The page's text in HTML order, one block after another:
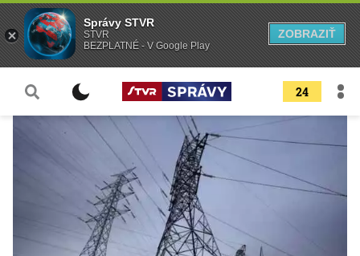
24
Správy STVR
STVR
BEZPLATNÉ - V Google Play
ZOBRAZIŤ